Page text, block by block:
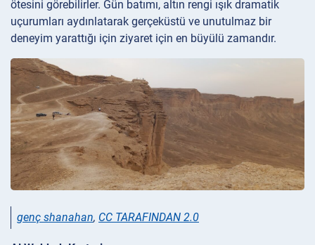
ötesini görebilirler. Gün batımı, altın rengi ışık dramatik
uçurumları aydınlatarak gerçeküstü ve unutulmaz bir
deneyim yarattığı için ziyaret için en büyülü zamandır.
genç shanahan, CC TARAFINDAN 2.0